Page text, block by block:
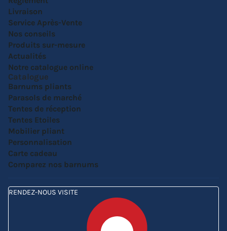
Livraison
Service Après-Vente
Nos conseils
Produits sur-mesure
Actualités
Notre catalogue online
Catalogue
Barnums pliants
Parasols de marché
Tentes de réception
Tentes Etoiles
Mobilier pliant
Personnalisation
Carte cadeau
Comparez nos barnums
RENDEZ-NOUS VISITE